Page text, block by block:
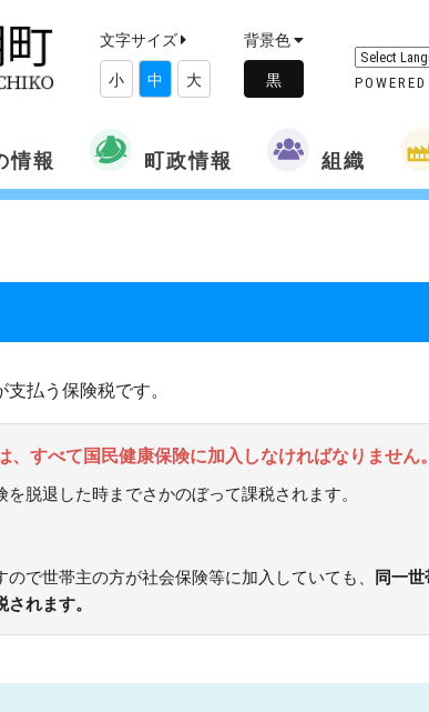
文字サイズ
小 中 大
背景色
情報 町政情報 組織
払う保険税です。
すべて国民健康保険に加入しなければなりません。
脱退した時までさかのぼって課税されます。
で世帯主の方が社会保険等に加入していても、
同一
れます。